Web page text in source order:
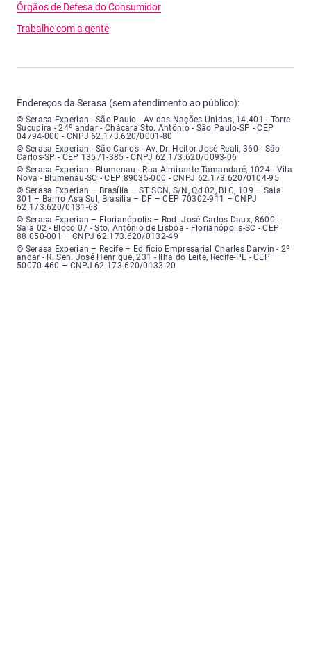
Órgãos de Defesa do Consumidor
Trabalhe com a gente
Endereços da Serasa (sem atendimento ao público):
Serasa Experian - São Paulo - Endereço: Avenida das Nações Unidas,
© Serasa Experian - São Paulo - Av das Nações Unidas, 14.401 - Torre
Sucupira - 24º andar - Chácara Sto. Antônio - São Paulo-SP - CEP
04794-000 - CNPJ 62.173.620/0001-80
Serasa Experian - São Carlos - Endereço: Avenida Doutor Heitor José
© Serasa Experian - São Carlos - Av. Dr. Heitor José Reali, 360 - São
Carlos-SP - CEP 13571-385 - CNPJ 62.173.620/0093-06
Serasa Experian - Blumenau - Endereço: Rua Almirante Tamandaré,
© Serasa Experian - Blumenau - Rua Almirante Tamandaré, 1024 - Vila
Nova - Blumenau-SC - CEP 89035-000 - CNPJ 62.173.620/0104-95
Serasa Experian - Brasília, Endereço: Setor Comercial Norte, sem
© Serasa Experian – Brasília – ST SCN, S/N, Qd 02, Bl C, 109 – Sala
301 – Bairro Asa Sul, Brasília – DF – CEP 70302-911 – CNPJ
62.173.620/0131-68
Serasa Experian - Florianópolis, Endereço: Rodovia José Carlos, número
© Serasa Experian – Florianópolis – Rod. José Carlos Daux, 8600 -
Sala 02 - Bloco 07 - Sto. Antônio de Lisboa - Florianópolis-SC - CEP
88.050-001 – CNPJ 62.173.620/0132-49
Serasa Experian - Recife, Endereço: Edifício Empresarial Charles Darwin,
© Serasa Experian – Recife – Edifício Empresarial Charles Darwin - 2º
andar - R. Sen. José Henrique, 231 - Ilha do Leite, Recife-PE - CEP
50070-460 – CNPJ 62.173.620/0133-20